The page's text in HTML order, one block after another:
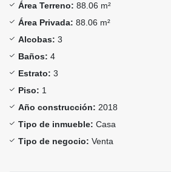
Área Terreno: 88.06 m²
Área Privada: 88.06 m²
Alcobas: 3
Baños: 4
Estrato: 3
Piso: 1
Año construcción: 2018
Tipo de inmueble: Casa
Tipo de negocio: Venta